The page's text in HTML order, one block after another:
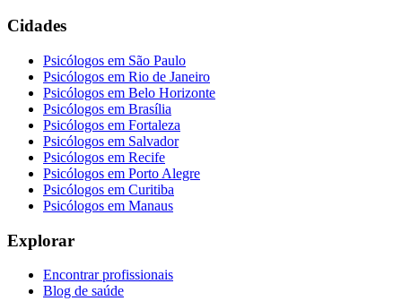
Cidades
Psicólogos em São Paulo
Psicólogos em Rio de Janeiro
Psicólogos em Belo Horizonte
Psicólogos em Brasília
Psicólogos em Fortaleza
Psicólogos em Salvador
Psicólogos em Recife
Psicólogos em Porto Alegre
Psicólogos em Curitiba
Psicólogos em Manaus
Explorar
Encontrar profissionais
Blog de saúde